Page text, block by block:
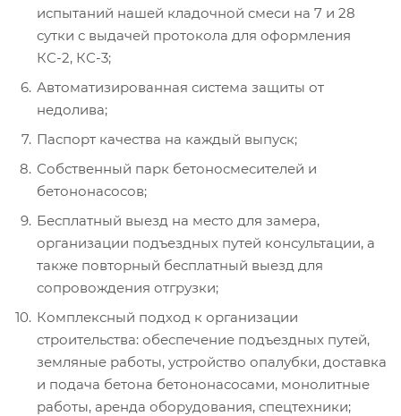
испытаний нашей кладочной смеси на 7 и 28
сутки с выдачей протокола для оформления
КС-2, КС-3;
Автоматизированная система защиты от
недолива;
Паспорт качества на каждый выпуск;
Собственный парк бетоносмесителей и
бетононасосов;
Бесплатный выезд на место для замера,
организации подъездных путей консультации, а
также повторный бесплатный выезд для
сопровождения отгрузки;
Комплексный подход к организации
строительства: обеспечение подъездных путей,
земляные работы, устройство опалубки, доставка
и подача бетона бетононасосами, монолитные
работы, аренда оборудования, спецтехники;